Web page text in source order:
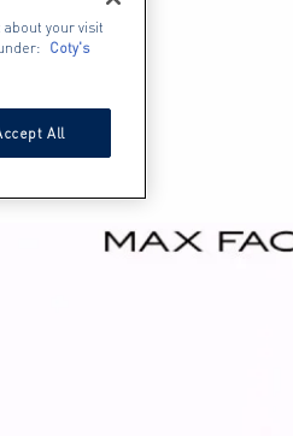
grado di
di te.
your visit
Coty's
All